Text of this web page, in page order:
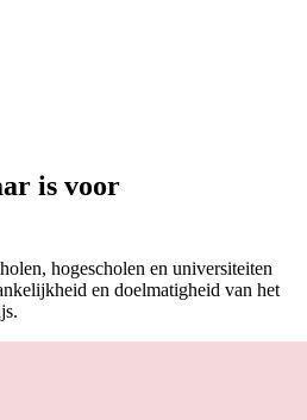
is voor
hogescholen en universiteiten
en doelmatigheid van het